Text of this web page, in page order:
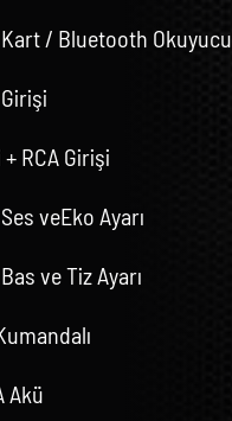
Kart / Bluetooth Okuyucu
RCA Girişi
veEko Ayarı
ve Tiz Ayarı
Akü